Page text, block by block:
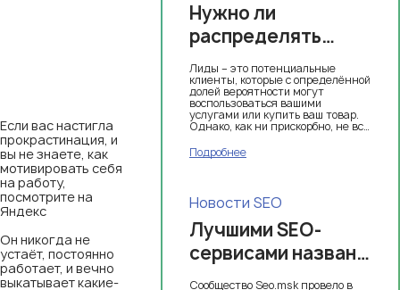
Нужно ли
распределять
лидов, и чем это
может помочь?
Лиды – это потенциальные
клиенты, которые с определённой
долей вероятности могут
воспользоваться вашими
услугами или купить ваш товар.
Однако, как ни прискорбно, не все
вашего бизнеса, и далеко не
каждый из них принесёт вам
классификации лидов.
Правильное деление
потенциальных клиентов на
группы позволит избежать ряда
проблем:
Подробнее
Новости SEO
Лучшими SEO-
сервисами названы
Яндекс.Метрика и
Сообщество Seo.msk провело в
Если вас настигла
прокрастинация, и
вы не знаете, как
мотивировать себя
на работу,
посмотрите на
Яндекс
Он никогда не
устаёт, постоянно
работает, и вечно
выкатывает какие-